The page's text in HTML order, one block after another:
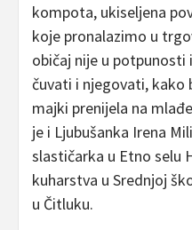
kompota, ukiseljena
koje pronalazimo u
običaj nije u
čuvati i njegovati, kako
majki prenijela na
je i Ljubušanka Irena
slastičarka u Etno selu
kuharstva u Srednjoj
u Čitluku.